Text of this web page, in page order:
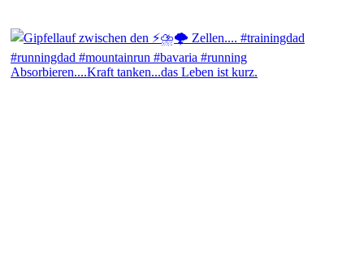
Absorbieren....Kraft tanken...das Leben ist kurz.